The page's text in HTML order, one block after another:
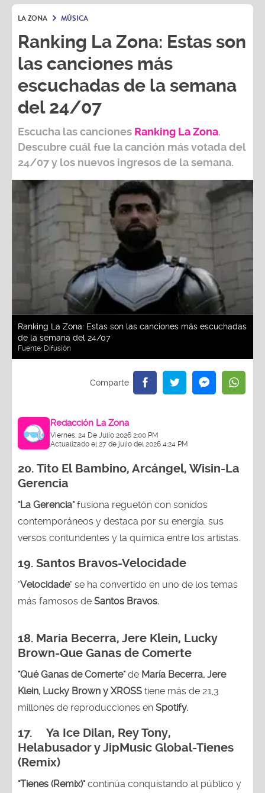
LA ZONA MÚSICA
Ranking La Zona: Estas son
las canciones más
escuchadas de la semana
del 24/07
Escucha las canciones Ranking La Zona.
Descubre cuál fue la canción más votada del
24/07y los nuevos ingresos de la semana.
Ranking La Zona: Estas son las canciones más escuchadas
de la semana del 24/07
Fuente: Difusión
Redacción La Zona
Viernes, 24 De Julio 2026 2:00 PM
Actualizado el 27 de julio del 2026 4:24 PM
20. Tito El Bambino, Arcángel, Wisin-La
Gerencia
"La Gerencia"fusiona reguetón con sonidos
contemporáneos y destaca por su energía, sus
versos contundentes y la química entre los artistas.
19. Santos Bravos-Velocidade
"Velocidade" se ha convertido en uno de los temas
más famosos de Santos Bravos.
18. Maria Becerra, Jere Klein, Lucky
Brown-Que Ganas de Comerte
"Qué Ganas de Comerte"de María Becerra, Jere
Klein, Lucky Brown y XROSS tiene más de 21,3
millones de reproducciones en Spotify.
17. Ya Ice Dilan, Rey Tony,
Helabusador y JipMusic Global-Tienes
(Remix)
"Tienes (Remix)"continúa conquistando al público y